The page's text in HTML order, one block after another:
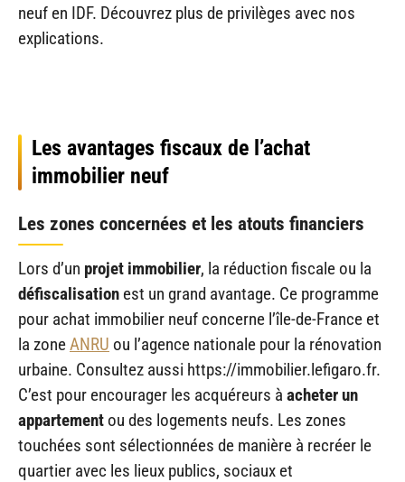
neuf en IDF. Découvrez plus de privilèges avec nos
explications.
Les avantages fiscaux de l’achat
immobilier neuf
Les zones concernées et les atouts financiers
Lors d’un projet immobilier, la réduction fiscale ou la
défiscalisation est un grand avantage. Ce programme
pour achat immobilier neuf concerne l’île-de-France et
la zoneANRU ou l’agence nationale pour la rénovation
urbaine. Consultez aussi https://immobilier.lefigaro.fr.
C’est pour encourager les acquéreurs à acheter un
appartement ou des logements neufs. Les zones
touchées sont sélectionnées de manière à recréer le
quartier avec les lieux publics, sociaux et